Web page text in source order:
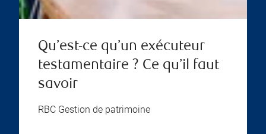
Qu’est-ce qu’un exécuteur
testamentaire ? Ce qu’il faut
savoir
RBC Gestion de patrimoine